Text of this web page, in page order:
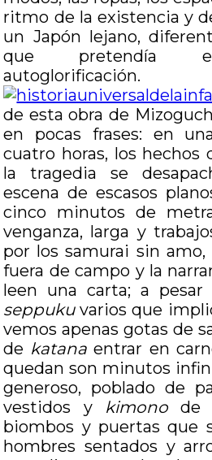
ritmo de la existencia y
un Japón lejano,
que pretendía
autoglorificación.
de esta obra de
en pocas frases: en
cuatro horas, los hechos
la tragedia se
escena de escasos
cinco minutos de
venganza, larga y
por los samurai sin
fuera de campo y la
leen una carta; a
seppukuvarios que
vemos apenas gotas de
de katana entrar en
quedan son minutos
generoso, poblado de
vestidos y kimonode
biombos y puertas que
hombres sentados y